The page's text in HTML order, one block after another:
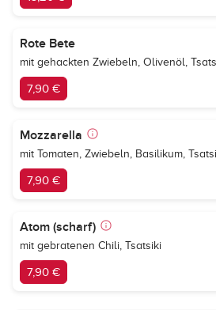
Rote Bete
mit gehackten Zwiebeln, Olivenöl,
7,90 €
Mozzarella
mit Tomaten, Zwiebeln, Basilikum,
7,90 €
Atom (scharf)
mit gebratenen Chili, Tsatsiki
7,90 €